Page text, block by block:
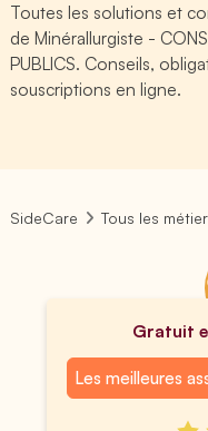
Toutes les solutions et
de Minérallurgiste -
PUBLICS. Conseils,
souscriptions en ligne.
SideCare Tous les
Gratuit
Les meilleures